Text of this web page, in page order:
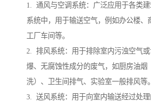
1. 通风与空调系统：广泛应用于各类
系统中，用于输送空气，例如办公楼、
工厂车间等。
2. 排风系统：用于排除室内污浊空气
爆、无腐蚀性成分的废气，如厨房油烟
洗）、卫生间排气、实验室一般排风等。
3. 送风系统：用于向室内输送经过处